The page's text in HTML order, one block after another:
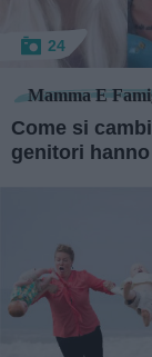
24
Mamma E
Come si
genitori